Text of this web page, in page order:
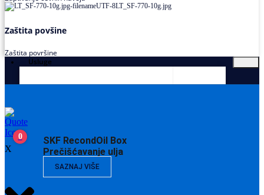
Zaštita povšine
Zaštita površine
Usluge
SKF RecondOil Box
Prečišćavanje ulja
SAZNAJ VIŠE
0
X